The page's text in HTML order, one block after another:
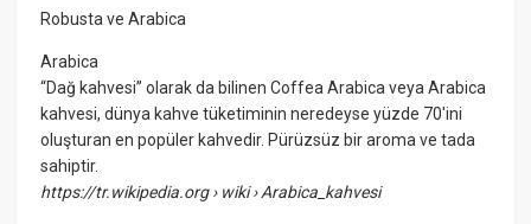
Robusta veArabica
Arabica
“Dağ kahvesi” olarak da bilinen Coffea Arabica veya Arabica
kahvesi, dünya kahve tüketiminin neredeyse yüzde 70'ini
oluşturan en popüler kahvedir. Pürüzsüz bir aroma ve tada
sahiptir.
https://tr.wikipedia.org› wiki › Arabica_kahvesi